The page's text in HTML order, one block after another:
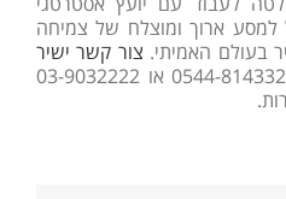
למסע ארוך ומוצלח של צמיחה
בעולם האמיתי. צור קשר ישיר
או צלצל ישירות לנייד 0544-814332 או 03-9032222